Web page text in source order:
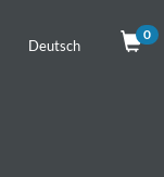
Deutsch
0